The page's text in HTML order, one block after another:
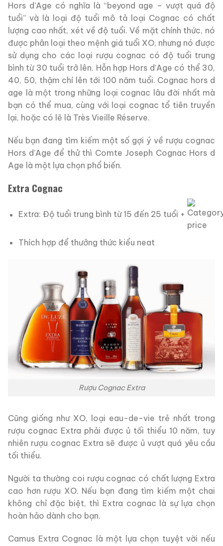
Hors d’Age có nghĩa là “beyond age – vượt quá độ
tuổi” và là loại độ tuổi mô tả loại Cognac có chất
lượng cao nhất, xét về độ tuổi. Về mặt chính thức, nó
được phân loại theo mệnh giá tuổi XO, nhưng nó được
sử dụng cho các loại rượu cognac có độ tuổi trung
bình từ 30 tuổi trở lên. Hỗn hợp Hors d’Age có thể 30,
40, 50, thậm chí lên tới 100 năm tuổi. Cognac hors d
age là một trong những loại cognac lâu đời nhất mà
bạn có thể mua, cùng với loại cognac tổ tiên truyền
lại, hoặc có lẽ là Très Vieille Réserve.
Nếu bạn đang tìm kiếm một số gợi ý về rượu cognac
Hors d’Age để thử thì Comte Joseph Cognac Hors d
Age là một lựa chọn phổ biến.
Extra Cognac
Extra: Độ tuổi trung bình từ 15 đến 25 tuổi +
Thích hợp để thưởng thức kiểu neat
Rượu Cognac Extra
Cũng giống như XO, loại eau-de-vie trẻ nhất trong
rượu cognac Extra phải được ủ tối thiểu 10 năm, tuy
nhiên rượu cognac Extra sẽ được ủ vượt quá yêu cầu
tối thiểu.
Người ta thường coi rượu cognac có chất lượng Extra
cao hơn rượu XO. Nếu bạn đang tìm kiếm một chai
không chỉ đặc biệt, thì Extra cognac là sự lựa chọn
hoàn hảo dành cho bạn.
Camus Extra Cognac là một lựa chọn tuyệt vời nếu